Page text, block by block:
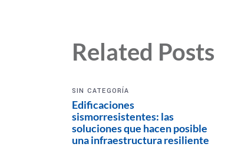
Related Posts
SIN CATEGORÍA
Edificaciones
sismorresistentes: las
soluciones que hacen posible
una infraestructura resiliente